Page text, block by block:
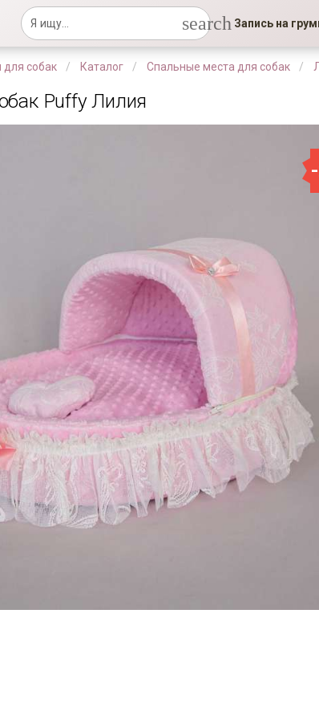
search Запись на
для собак Каталог Спальные места для собак
Puffy Лилия